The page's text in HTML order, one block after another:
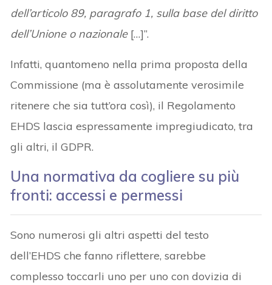
dell’articolo 89, paragrafo 1, sulla base del diritto
dell’Unione o nazionale[…]”.
Infatti, quantomeno nella prima proposta della
Commissione (ma è assolutamente verosimile
ritenere che sia tutt’ora così), il Regolamento
EHDS lascia espressamente impregiudicato, tra
gli altri, il GDPR.
Una normativa da cogliere su più
fronti: accessi e permessi
Sono numerosi gli altri aspetti del testo
dell’EHDS che fanno riflettere, sarebbe
complesso toccarli uno per uno con dovizia di